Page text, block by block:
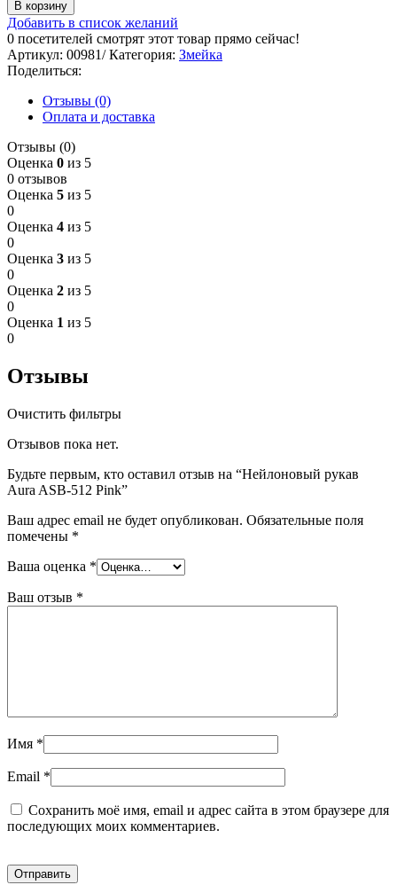
В корзину
Добавить в список желаний
0 посетителей смотрят этот товар прямо сейчас!
Артикул: 00981/Категория: Змейка
Поделиться:
Отзывы (0)
Оплата и доставка
Отзывы (0)
Оценка 0 из 5
0 отзывов
Оценка 5 из 5
0
Оценка 4 из 5
0
Оценка 3 из 5
0
Оценка 2 из 5
0
Оценка 1 из 5
0
Отзывы
Очистить фильтры
Отзывов пока нет.
Будьте первым, кто оставил отзыв на “Нейлоновый рукав
Aura ASB-512 Pink”
Ваш адрес email не будет опубликован. Обязательные поля
помечены *
Ваша оценка *
Ваш отзыв *
Имя *
Email *
Сохранить моё имя, email и адрес сайта в этом браузере для
последующих моих комментариев.